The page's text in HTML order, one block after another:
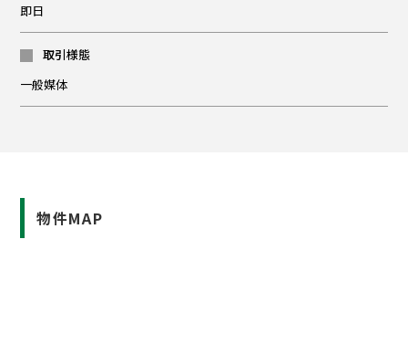
即日
取引様態
一般媒体
物件MAP